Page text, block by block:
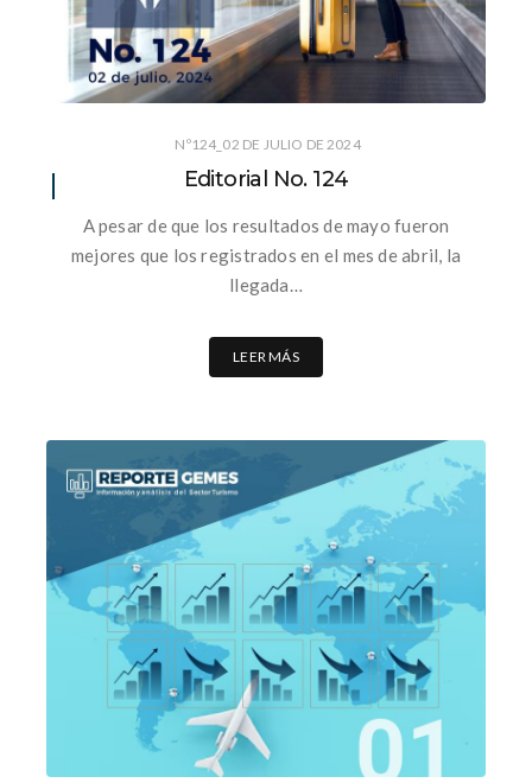
Nº124_02 DE JULIO DE 2024
Editorial No. 124
A pesar de que los resultados de mayo fueron
mejores que los registrados en el mes de abril, la
llegada…
LEER MÁS